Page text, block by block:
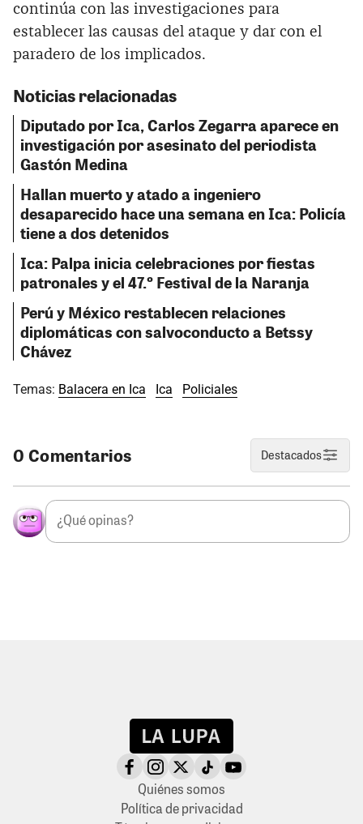
continúa con las investigaciones para
establecer las causas del ataque y dar con el
paradero de los implicados.
Noticias relacionadas
Diputado por Ica, Carlos Zegarra aparece en
investigación por asesinato del periodista
Gastón Medina
Hallan muerto y atado a ingeniero
desaparecido hace una semana en Ica: Policía
tiene a dos detenidos
Ica: Palpa inicia celebraciones por fiestas
patronales y el 47.º Festival de la Naranja
Perú y México restablecen relaciones
diplomáticas con salvoconducto a Betssy
Chávez
Temas: Balacera en Ica Ica Policiales
0 Comentarios Destacados
Quiénes somos
Política de privacidad